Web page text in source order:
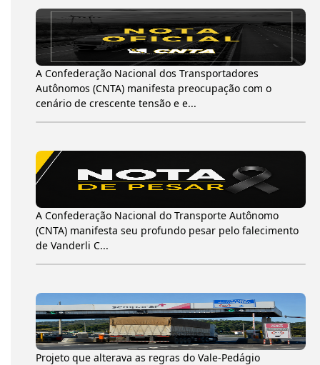
A Confederação Nacional dos Transportadores
Autônomos (CNTA) manifesta preocupação com o
cenário de crescente tensão e e...
A Confederação Nacional do Transporte Autônomo
(CNTA) manifesta seu profundo pesar pelo falecimento
de Vanderli C...
Projeto que alterava as regras do Vale-Pedágio